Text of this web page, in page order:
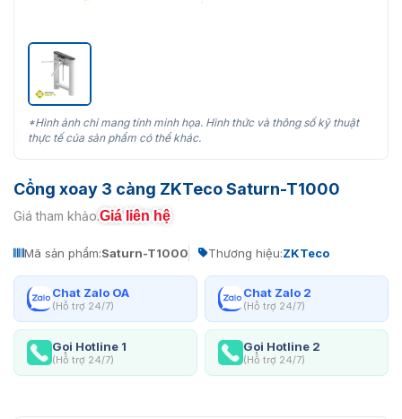
*Hình ảnh chỉ mang tính minh họa. Hình thức và thông số kỹ thuật
thực tế của sản phẩm có thể khác.
Cổng xoay 3 càng ZKTeco Saturn-T1000
Giá tham khảo:Giá liên hệ
Mã sản phẩm:Saturn-T1000 Thương hiệu:ZKTeco
Chat Zalo OA
(Hỗ trợ 24/7)
Chat Zalo 2
(Hỗ trợ 24/7)
Gọi Hotline 1
(Hỗ trợ 24/7)
Gọi Hotline 2
(Hỗ trợ 24/7)